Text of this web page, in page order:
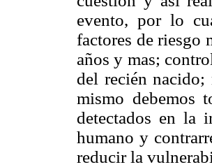
evento, por lo
factores de riesgo
años y mas;
del recién nacido;
mismo debemos
detectados en la
humano y
reducir la